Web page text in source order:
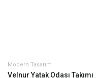
Modern Tasarım
Velnur Yatak Odası Takımı